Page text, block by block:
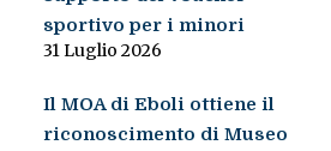
sportivo per i minori
31 Luglio 2026
Il MOA di Eboli ottiene il
riconoscimento di Museo